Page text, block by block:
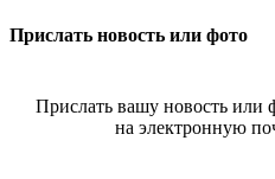
Прислать новость или фото
Прислать вашу новость
на электронную